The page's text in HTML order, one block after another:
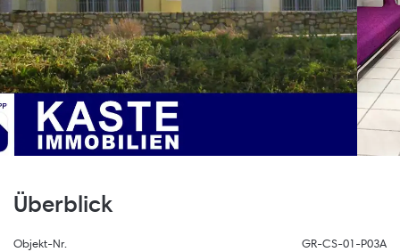
Überblick
Objekt-Nr.
GR-CS-01-P03A